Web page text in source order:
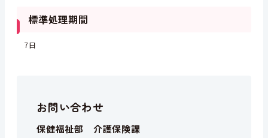
標準処理期間
7日
お問い合わせ
保健福祉部 介護保険課